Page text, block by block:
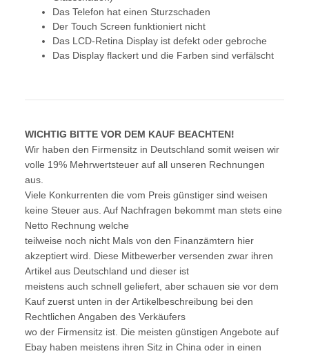
Das Telefon hat einen Sturzschaden
Der Touch Screen funktioniert nicht
Das LCD-Retina Display ist defekt oder gebroche
Das Display flackert und die Farben sind verfälscht
WICHTIG BITTE VOR DEM KAUF BEACHTEN!
Wir haben den Firmensitz in Deutschland somit weisen wir
volle 19% Mehrwertsteuer auf all unseren Rechnungen
aus.
Viele Konkurrenten die vom Preis günstiger sind weisen
keine Steuer aus. Auf Nachfragen bekommt man stets eine
Netto Rechnung welche
teilweise noch nicht Mals von den Finanzämtern hier
akzeptiert wird. Diese Mitbewerber versenden zwar ihren
Artikel aus Deutschland und dieser ist
meistens auch schnell geliefert, aber schauen sie vor dem
Kauf zuerst unten in der Artikelbeschreibung bei den
Rechtlichen Angaben des Verkäufers
wo der Firmensitz ist. Die meisten günstigen Angebote auf
Ebay haben meistens ihren Sitz in China oder in einen